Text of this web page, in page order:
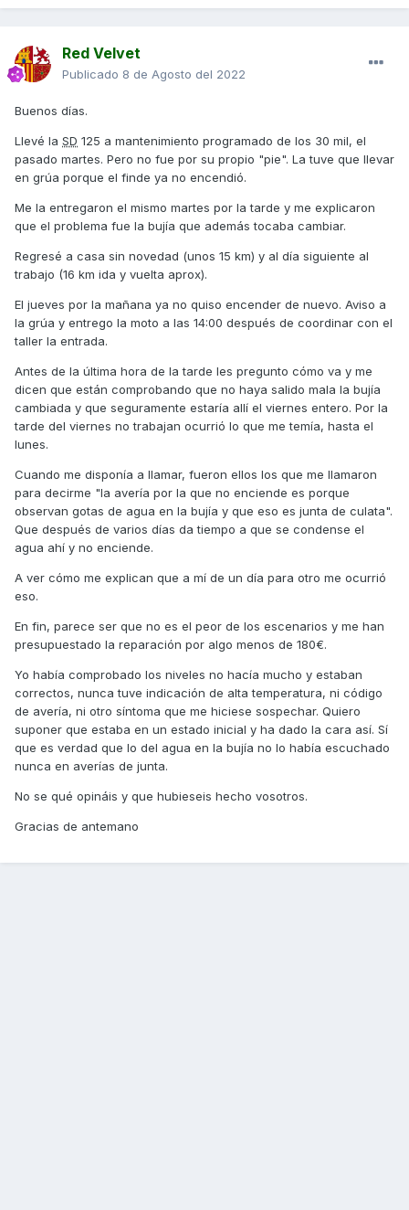
Red Velvet
Publicado 8 de Agosto del 2022
Buenos días.
Llevé la SD 125 a mantenimiento programado de los 30 mil, el
pasado martes. Pero no fue por su propio "pie". La tuve que llevar
en grúa porque el finde ya no encendió.
Me la entregaron el mismo martes por la tarde y me explicaron
que el problema fue la bujía que además tocaba cambiar.
Regresé a casa sin novedad (unos 15 km) y al día siguiente al
trabajo (16 km ida y vuelta aprox).
El jueves por la mañana ya no quiso encender de nuevo. Aviso a
la grúa y entrego la moto a las 14:00 después de coordinar con el
taller la entrada.
Antes de la última hora de la tarde les pregunto cómo va y me
dicen que están comprobando que no haya salido mala la bujía
cambiada y que seguramente estaría allí el viernes entero. Por la
tarde del viernes no trabajan ocurrió lo que me temía, hasta el
lunes.
Cuando me disponía a llamar, fueron ellos los que me llamaron
para decirme "la avería por la que no enciende es porque
observan gotas de agua en la bujía y que eso es junta de culata".
Que después de varios días da tiempo a que se condense el
agua ahí y no enciende.
A ver cómo me explican que a mí de un día para otro me ocurrió
eso.
En fin, parece ser que no es el peor de los escenarios y me han
presupuestado la reparación por algo menos de 180€.
Yo había comprobado los niveles no hacía mucho y estaban
correctos, nunca tuve indicación de alta temperatura, ni código
de avería, ni otro síntoma que me hiciese sospechar. Quiero
suponer que estaba en un estado inicial y ha dado la cara así. Sí
que es verdad que lo del agua en la bujía no lo había escuchado
nunca en averías de junta.
No se qué opináis y que hubieseis hecho vosotros.
Gracias de antemano